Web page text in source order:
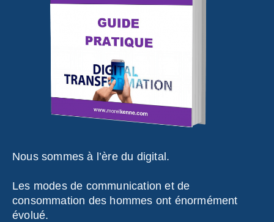
Nous sommes à l’ère du digital.
Les modes de communication et de
consommation des hommes ont énormément
évolué.